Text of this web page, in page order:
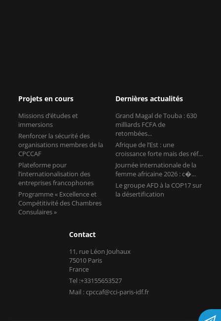
Projets en cours
Missions d’études et
immersions
Renforcer la sécurité des
organisations membres de la
CPCCAF
Plateforme pour
l’internationalisation des
entreprises francophones
Programme « Excellence et
Compétitivité des Chambres
Consulaires »
Dernières actualités
Grand Magal de Touba : 630
milliards FCFA de
retombées...
Afrique de l’Est : une
croissance forte mais des réf...
Journée internationale de la
femme africaine 2026 : c�...
Le groupe AFD à la COP17 sur
la désertification
Contact
11, rue Léon Jouhaux
75010 Paris
France
Tel :+33155653527
Mail : cpccaf@cci-paris-idf.fr